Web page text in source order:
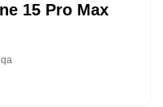
15 Pro Max